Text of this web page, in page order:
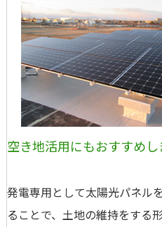
空き地活用にもおすすめし
発電専用として太陽光パネル
ることで、土地の維持をする